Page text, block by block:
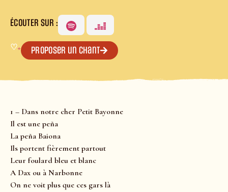
ÉCOUTER SUR :
♡+ Proposer un chant
1 – Dans notre cher Petit Bayonne
Il est une peña
La peña Baiona
Ils portent fièrement partout
Leur foulard bleu et blanc
A Dax ou à Narbonne
On ne voit plus que ces gars là